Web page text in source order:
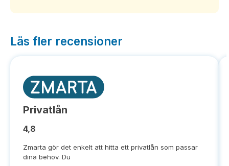
Läs fler recensioner
Privatlån
4,8
Zmarta gör det enkelt att hitta ett privatlån som passar
dina behov. Du